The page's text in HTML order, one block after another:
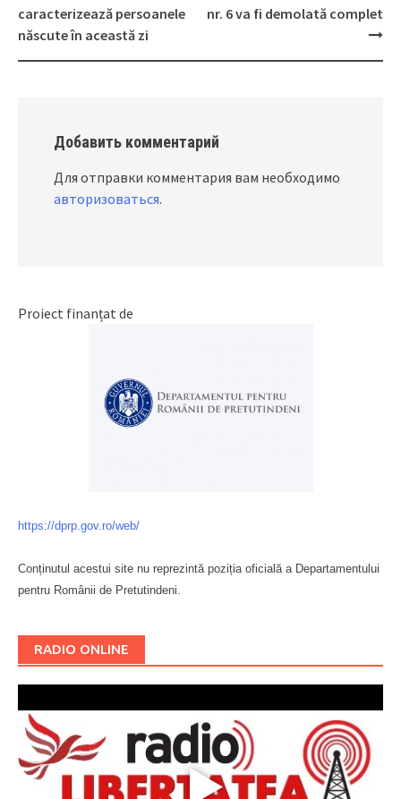
navigation
caracterizează persoanele
născute în această zi
nr. 6 va fi demolată complet
Добавить комментарий
Для отправки комментария вам необходимо
авторизоваться.
Proiect finanțat de
https://dprp.gov.ro/web/
Conținutul acestui site nu reprezintă poziția oficială a Departamentului
pentru Românii de Pretutindeni.
RADIO ONLINE